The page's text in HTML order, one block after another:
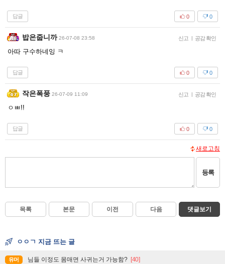
답글 0
0
밥은줍니까 26-07-08 23:58 신고 공감 확인
아따 구수하네잉 ㅋ
답글 0
0
작은폭풍 26-07-09 11:09 신고 공감 확인
ㅇㅃ!!
답글 0
0
새로고침
등록
목록 본문 이전 다음 댓글보기
ㅇㅇㄱ 지금 뜨는 글
유머 님들 이정도 몸매면 사귀는거 가능함? [40]